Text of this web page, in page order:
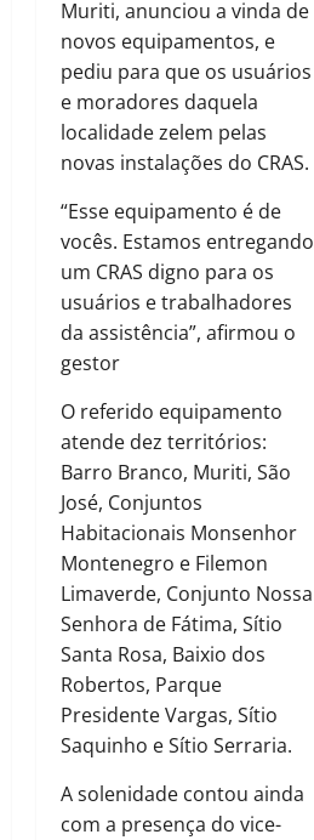
Muriti, anunciou a vinda de
novos equipamentos, e
pediu para que os usuários
e moradores daquela
localidade zelem pelas
novas instalações do CRAS.
“Esse equipamento é de
vocês. Estamos entregando
um CRAS digno para os
usuários e trabalhadores
da assistência”, afirmou o
gestor
O referido equipamento
atende dez territórios:
Barro Branco, Muriti, São
José, Conjuntos
Habitacionais Monsenhor
Montenegro e Filemon
Limaverde, Conjunto Nossa
Senhora de Fátima, Sítio
Santa Rosa, Baixio dos
Robertos, Parque
Presidente Vargas, Sítio
Saquinho e Sítio Serraria.
A solenidade contou ainda
com a presença do vice-